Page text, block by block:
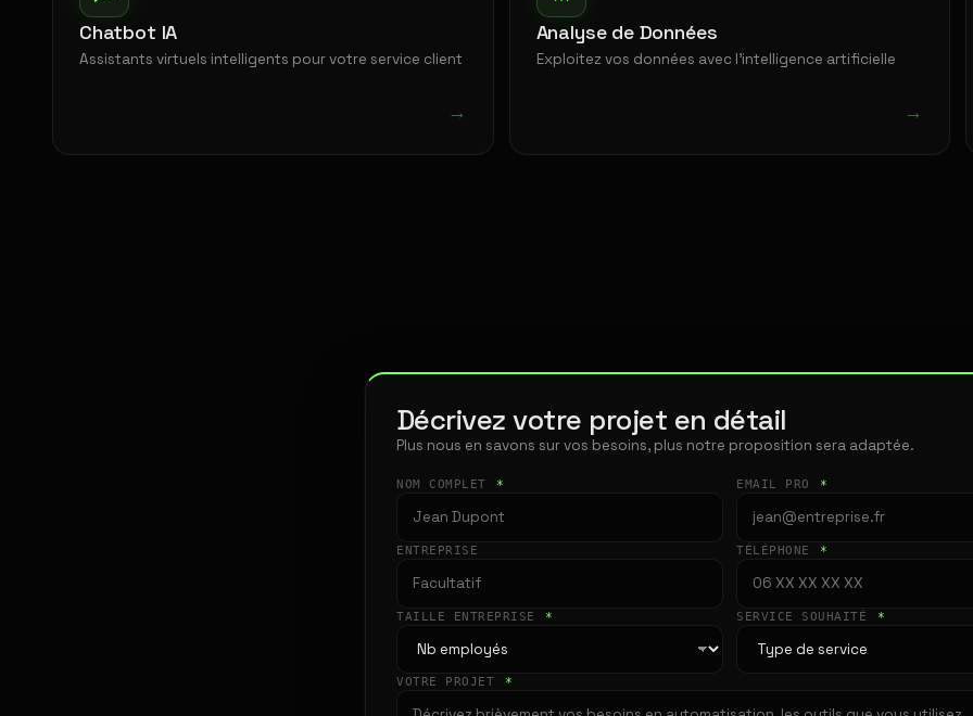
Chatbot IA
Assistants virtuels intelligents pour votre service client
→
Analyse de Données
Exploitez vos données avec l'intelligence artificielle
→
Décrivez votre projet en détail
Plus nous en savons sur vos besoins, plus notre proposition sera adaptée.
NOM COMPLET * EMAIL PRO *
ENTREPRISE TÉLÉPHONE *
TAILLE ENTREPRISE * SERVICE SOUHAITÉ *
VOTRE PROJET *